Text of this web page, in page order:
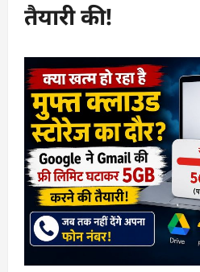
तैयारी की!